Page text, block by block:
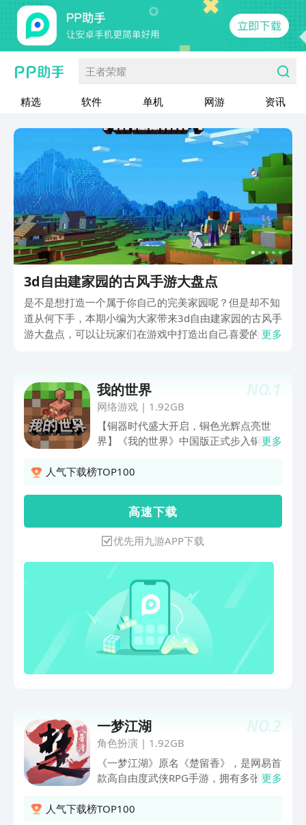
王者荣耀
精选 软件 单机 网游 资讯
3d自由建家园的古风手游大盘点
是不是想打造一个属于你自己的完美家园呢？但是却不知
道从何下手，本期小编为大家带来3d自由建家园的古风手
游大盘点，可以让玩家们在游戏中打造出自己喜爱的古风
是充满温馨，赶快来试试看你动手能力怎么样吧！
更多
NO.1
我的世界
网络游戏| 1.92GB
【铜器时代盛大开启，铜色光辉点亮世
界】《我的世界》中国版正式步入铜器时
的工具、锃亮的盔甲、明亮的光源与氧化
伴陪伴左右，还有铜傀儡像、铜粒、展示
架等丰富内容等待冒险家探索。以每一抹
铜色装点你的方块世界，尽情展现独属于
你的风采！【“我的山头”邀请功能上线，
好友同行畅玩无阻】“我的山头”现已支持
成员邀请好友！“我的山头”服务器成员只
需一键，即可邀请好友加入所在山头，服
主审核通过后便能一同畅玩。好友关系无
缝带入，邀请更便捷，同玩更轻松。无需
繁琐操作，喊上你的好友，一起来“我的
山头”共赴方块奇遇吧！【“我的伙伴”接入
——游戏中遇到任何问题，只需开口一
问，伙伴便秒速为你解答。从此冒险路上
不再孤单，一位聪明又贴心的智能伙伴时
刻伴你左右。在游戏中装载“我的伙伴”模
组，即刻体验这份全新的智能陪伴！【桌
面小组件焕新上线，好运搭子一键装进桌
更多
人气下载榜TOP100
高 速 下 载
优先用九游APP下载
NO.2
一梦江湖
角色扮演 | 1.92GB
《一梦江湖》原名《楚留香》，是网易首
款高自由度武侠RPG手游，拥有多张800
轻功，及水上轻功，并可使用空中专属轻
更多
人气下载榜TOP100